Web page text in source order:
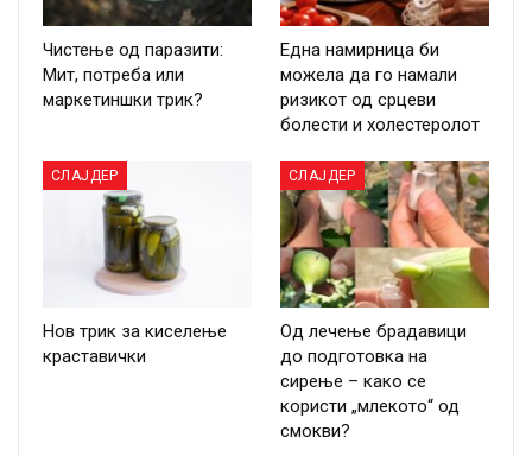
Чистење од паразити:
Мит, потреба или
маркетиншки трик?
Една намирница би
можела да го намали
ризикот од срцеви
болести и холестеролот
СЛАЈДЕР
Нов трик за киселење
краставички
СЛАЈДЕР
Од лечење брадавици
до подготовка на
сирење – како се
користи „млекото“ од
смокви?